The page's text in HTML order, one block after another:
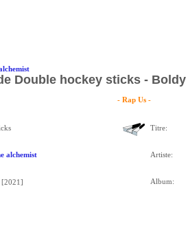
Double hockey sticks -
- Rap Us -
alchemist
Titre:
Artiste:
Album: